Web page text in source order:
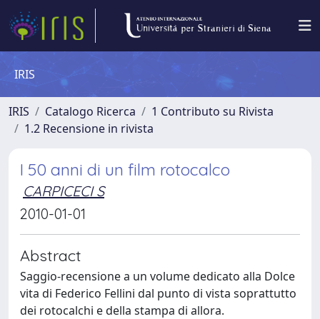
IRIS
IRIS Catalogo Ricerca
1 Contributo su Rivista
1.2 Recensione in rivista
I 50 anni di un film rotocalco
CARPICECI S
2010-01-01
Abstract
Saggio-recensione a un volume dedicato alla Dolce
vita di Federico Fellini dal punto di vista soprattutto
dei rotocalchi e della stampa di allora.